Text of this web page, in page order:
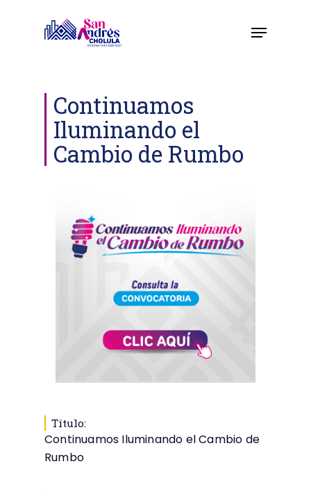
Continuamos
Iluminando el
Cambio de Rumbo
Título:
Continuamos Iluminando el Cambio de
Rumbo